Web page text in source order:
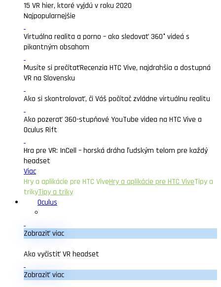
15 VR hier, ktoré vyjdú v roku 2020
Najpopularnejšie
Virtuálna realita a porno – ako sledovať 360° videá s
pikantným obsahom
Musíte si prečítaťRecenzia HTC Vive, najdrahšia a dostupná
VR na Slovensku
Ako si skontrolovať, či Váš počítač zvládne virtuálnu realitu
Ako pozerať 360-stupňové YouTube videa na HTC Vive a
Oculus Rift
Hra pre VR: InCell – horská dráha ľudským telom pre každý
headset
Viac
Hry a aplikácie pre HTC ViveHry a aplikácie pre HTC ViveTipy a
trikyTipy a triky
Oculus
Zobraziť viac
Ako vyčistiť VR headset
Zobraziť viac